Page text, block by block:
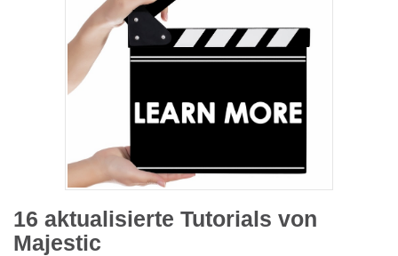
16 aktualisierte Tutorials von
Majestic